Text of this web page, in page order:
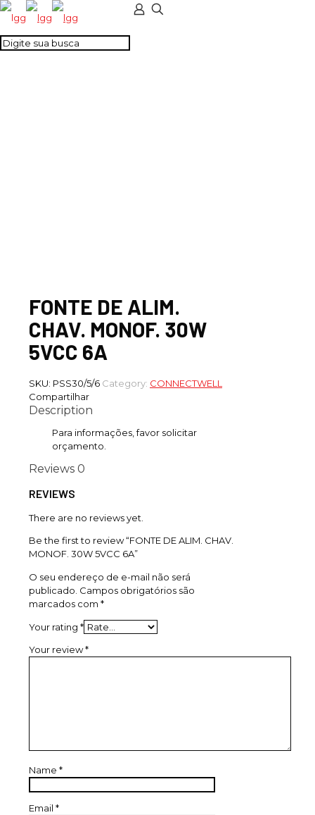
FONTE DE ALIM.
CHAV. MONOF. 30W
5VCC 6A
SKU: PSS30/5/6 Category: CONNECTWELL
Compartilhar
Description
Para informações, favor solicitar
orçamento.
Reviews 0
REVIEWS
There are no reviews yet.
Be the first to review “FONTE DE ALIM. CHAV.
MONOF. 30W 5VCC 6A”
O seu endereço de e-mail não será
publicado. Campos obrigatórios são
marcados com *
Your rating *
Your review*
Name *
Email *